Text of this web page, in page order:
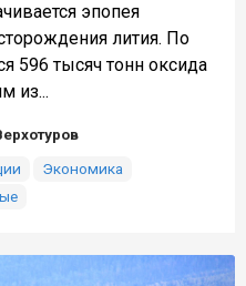
эпопея
лития. По
596 тысяч тонн оксида
из...
Экономика